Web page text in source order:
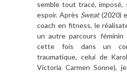
semble tout tracé, imposé,
espoir. Après Sweat(2020)
coach en fitness, le
un autre parcours féminin
cette fois dans un
traumatique, celui de
Victoria Carmen Sonne),